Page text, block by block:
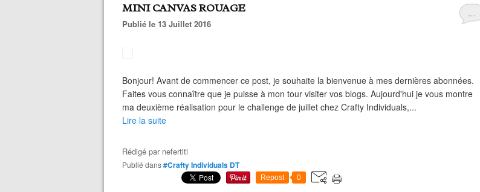
…
MINI CANVAS ROUAGE
Publié le 13 Juillet 2016
Bonjour! Avant de commencer ce post, je souhaite la bienvenue à mes dernières abonnées.
Faites vous connaître que je puisse à mon tour visiter vos blogs. Aujourd'hui je vous montre
ma deuxième réalisation pour le challenge de juillet chez Crafty Individuals,...
Lire la suite
Rédigé par nefertiti
Publié dans#Crafty Individuals DT
Repost 0